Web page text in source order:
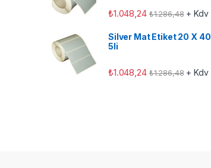
₺1.048,24 ₺1.286,48+ Kdv
Silver Mat Etiket 20 X 40
5li
₺1.048,24 ₺1.286,48+ Kdv